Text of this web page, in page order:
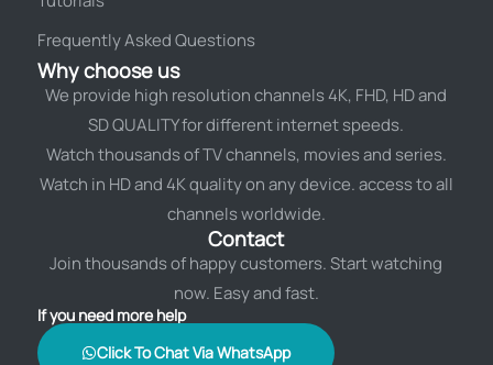
Frequently Asked Questions
Why choose us
We provide high resolution channels 4K, FHD, HD and
SD QUALITY for different internet speeds.
Watch thousands of TV channels, movies and series.
Watch in HD and 4K quality on any device. access to all
channels worldwide.
Contact
Join thousands of happy customers. Start watching
now. Easy and fast.
If you need more help
Click To Chat Via WhatsApp